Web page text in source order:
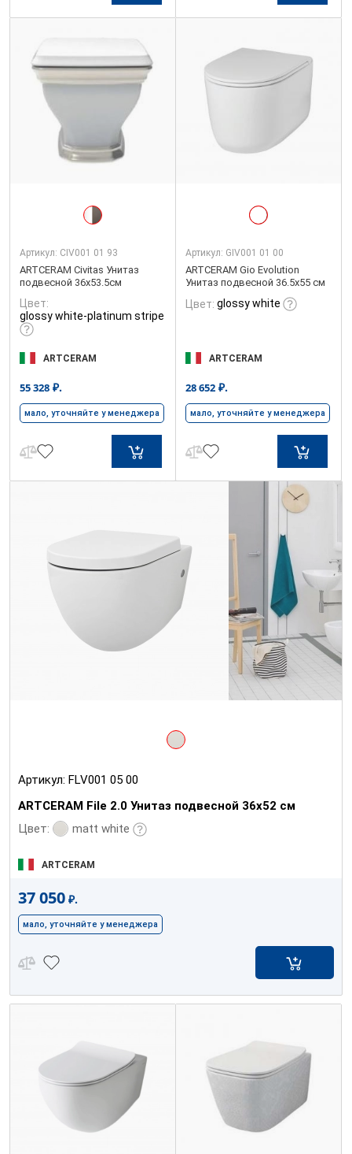
Артикул: CIV001 01 93
ARTCERAM Civitas Унитаз
подвесной 36x53.5см
Цвет:
glossy white-platinum stripe
ARTCERAM
55 328 ₽.
мало, уточняйте у менеджера
Артикул: GIV001 01 00
ARTCERAM Gio Evolution
Унитаз подвесной 36.5х55 см
Цвет: glossy white
ARTCERAM
28 652 ₽.
мало, уточняйте у менеджера
Артикул: FLV001 05 00
ARTCERAM File 2.0 Унитаз подвесной 36х52 см
Цвет:
matt white
ARTCERAM
37 050 ₽.
мало, уточняйте у менеджера